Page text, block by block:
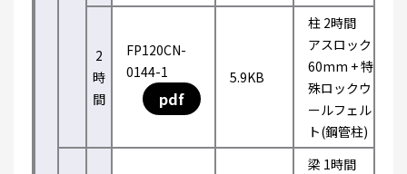
2
時
間
FP120CN-
0144-1
pdf
5.9KB
柱 2時間
アスロック
60mm + 特
殊ロックウ
ールフェル
ト(鋼管柱)
梁 1時間